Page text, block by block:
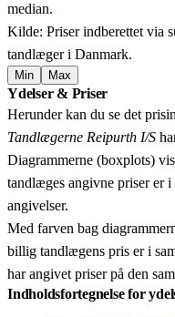
median.
Kilde: Priser indberettet via
tandlæger i Danmark.
Min Max
+
−
Ydelser & Priser
Herunder kan du se det
Tandlægerne Reipurth I/S
Diagrammerne (boxplots)
tandlæges angivne priser er
angivelser.
Med farven bag
billig tandlægens pris er i
har angivet priser på den
Indholdsfortegnelse for